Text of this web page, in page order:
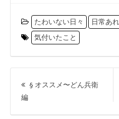
たわいない日々
日常あ
気付いたこと
投
ゲ
§ オススメ〜どん兵衛
編前